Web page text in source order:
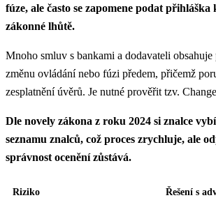
fúze, ale často se zapomene podat
zákonné lhůtě.
Mnoho smluv s bankami a dodavateli
změnu ovládání nebo fúzi předem, přičemž
zesplatnění úvěrů. Je nutné prověřit tzv.
Dle novely zákona z roku 2024 si znalce
seznamu znalců, což proces zrychluje, ale
správnost ocenění zůstává.
Riziko Řešení s